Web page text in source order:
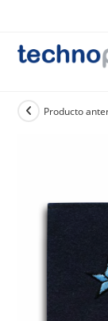
contenido
Producto